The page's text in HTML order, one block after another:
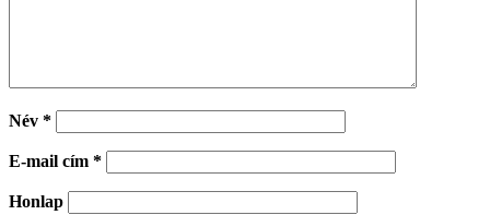
Név *
E-mail cím *
Honlap